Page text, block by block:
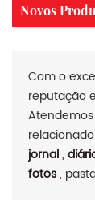
Novos
Com o
reputação
jornal,
fotos,